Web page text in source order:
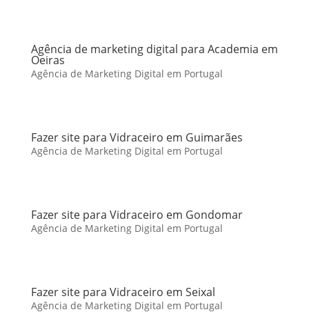
Agência de marketing digital para Academia em
Oeiras
Agência de Marketing Digital em Portugal
Fazer site para Vidraceiro em Guimarães
Agência de Marketing Digital em Portugal
Fazer site para Vidraceiro em Gondomar
Agência de Marketing Digital em Portugal
Fazer site para Vidraceiro em Seixal
Agência de Marketing Digital em Portugal